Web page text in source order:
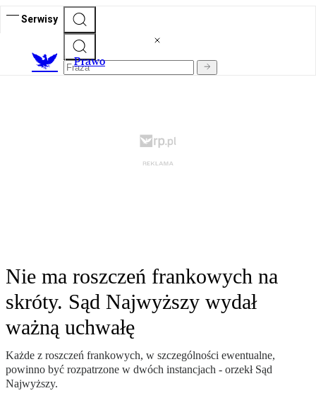
Serwisy
Prawo
Nie ma roszczeń frankowych na
skróty. Sąd Najwyższy wydał
ważną uchwałę
Każde z roszczeń frankowych, w szczególności ewentualne,
powinno być rozpatrzone w dwóch instancjach - orzekł Sąd
Najwyższy.